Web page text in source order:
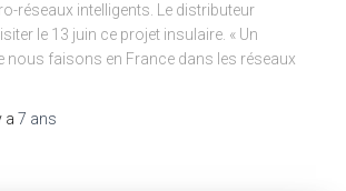
réseaux intelligents. Le distributeur
le 13 juin ce projet insulaire. « Un
nous faisons en France dans les réseaux
a 7 ans